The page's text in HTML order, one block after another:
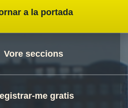
a la portada
Vore seccions
me gratis